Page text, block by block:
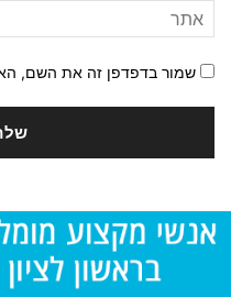
שמור בדפדפן זה את השם,